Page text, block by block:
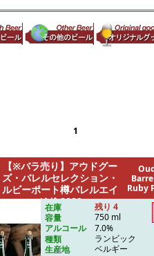
1
【※バラ売り】アウドグー
ズ・バレルセレクション・
ルビーポート樽バレルエイ
ジド 2020
Ruby
在庫
残り 4
容量
750 ml
アルコール
7.0%
種類
ランビック
生産地
ベルギー